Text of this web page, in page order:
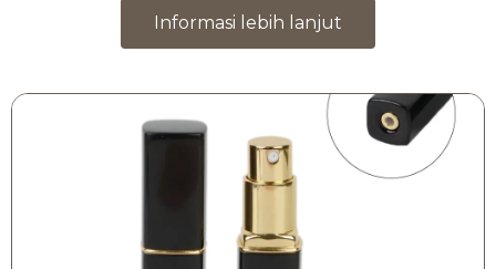
Informasi lebih lanjut